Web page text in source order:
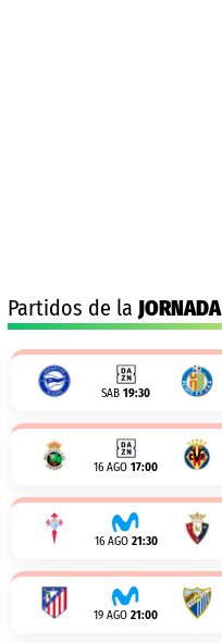
Partidos de la JORNADA
SAB 19:30
16 AGO 17:00
16 AGO 21:30
19 AGO 21:00